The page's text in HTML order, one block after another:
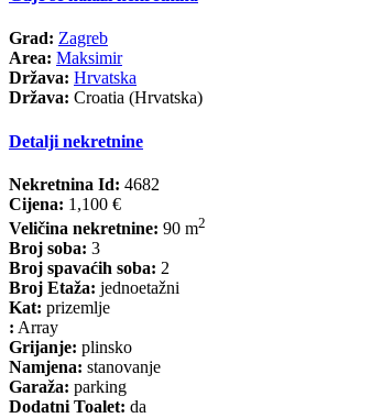
Grad: Zagreb
Area: Maksimir
Država: Hrvatska
Država: Croatia (Hrvatska)
Detalji nekretnine
Nekretnina Id: 4682
Cijena: 1,100 €
Veličina nekretnine: 90 m2
Broj soba: 3
Broj spavaćih soba: 2
Broj Etaža: jednoetažni
Kat: prizemlje
: Array
Grijanje: plinsko
Namjena: stanovanje
Garaža: parking
Dodatni Toalet: da